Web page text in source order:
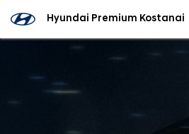
Hyundai Premium Kostanai